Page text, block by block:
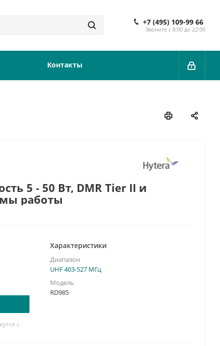
+7 (495) 109-99 66
Звоните с 8:00 до 22:00
Контакты
работы
с
Характеристики
Диапазон
UHF 403-527 МГц
Модель
RD985